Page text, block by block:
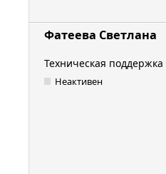
Фатеева Светлана
Техническая поддержка
Неактивен